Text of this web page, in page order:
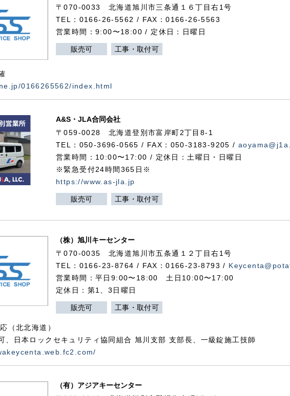
〒070-0033 北海道旭川市三条通１６丁目右1号
TEL：0166-26-5562 / FAX：0166-26-5563
営業時間：9:00〜18:00 / 定休日：日曜日
販売可 工事・取付可
0166265562/index.html
A&S・JLA合同会社
〒059-0028北海道登別市富岸町2丁目 8-1
TEL：050-3696-0565 / FAX：050-3183-9205 /
営業時間：10:00〜17:00 / 定休日：土曜日・日曜日
※緊急受付24時間365日※
https://www.as-jla.jp
販売可 工事・取付可
（株）旭川キーセンター
〒070-0035 北海道旭川市五条通１２丁目右1号
TEL：0166-23-8764 / FAX：0166-23-8793 /
営業時間：平日9:00〜18:00 土日10:00〜17:00
定休日：第1、3日曜日
販売可 工事・取付可
（北北海道）
、日本ロックセキュリティ協同組合 旭川支部 支部長、一級錠施工技師
（有）アジアキーセンター